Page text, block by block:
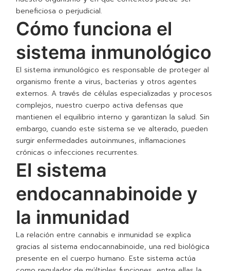
beneficiosa o perjudicial.
Cómo funciona el
sistema inmunológico
El sistema inmunológico es responsable de proteger al
organismo frente a virus, bacterias y otros agentes
externos. A través de células especializadas y procesos
complejos, nuestro cuerpo activa defensas que
mantienen el equilibrio interno y garantizan la salud. Sin
embargo, cuando este sistema se ve alterado, pueden
surgir enfermedades autoinmunes, inflamaciones
crónicas o infecciones recurrentes.
El sistema
endocannabinoide y
la inmunidad
La relación entre cannabis e inmunidad se explica
gracias al sistema endocannabinoide, una red biológica
presente en el cuerpo humano. Este sistema actúa